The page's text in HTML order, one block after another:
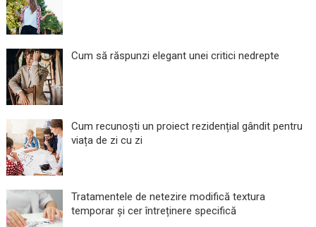
Cum să răspunzi elegant unei critici nedrepte
Cum recunoști un proiect rezidențial gândit pentru
viața de zi cu zi
Tratamentele de netezire modifică textura
temporar și cer întreținere specifică